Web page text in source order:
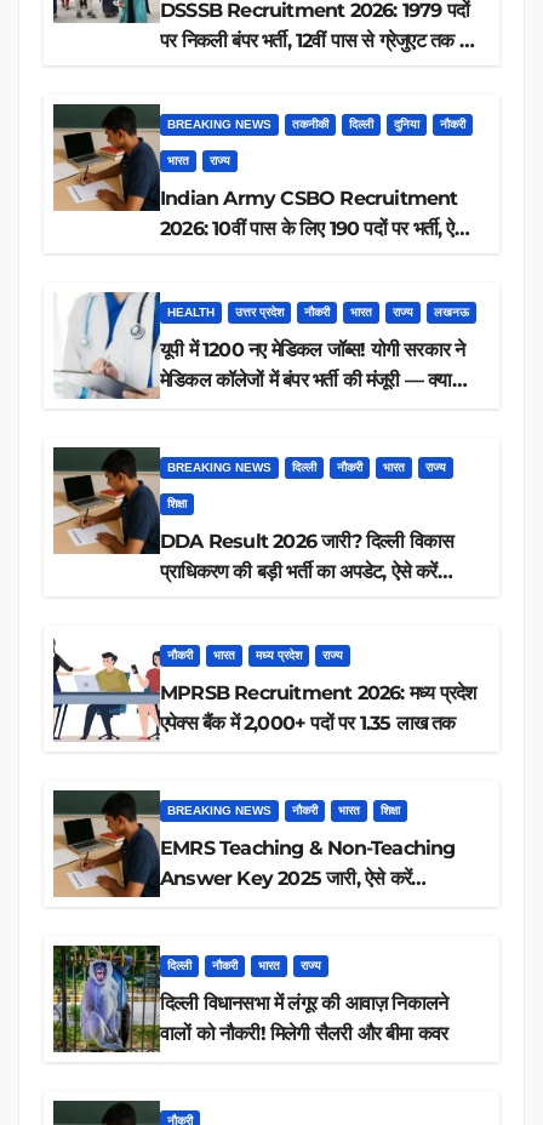
DSSSB Recruitment 2026: 1979 पदों
पर निकली बंपर भर्ती, 12वीं पास से ग्रेजुएट तक करें
BREAKING NEWS तकनीकी दिल्ली दुनिया नौकरी
भारत राज्य
Indian Army CSBO Recruitment
2026: 10वीं पास के लिए 190 पदों पर भर्ती, ऐसे
HEALTH उत्तर प्रदेश नौकरी भारत राज्य लखनऊ
यूपी में 1200 नए मेडिकल जॉब्स! योगी सरकार ने
मेडिकल कॉलेजों में बंपर भर्ती की मंजूरी — क्या
BREAKING NEWS दिल्ली नौकरी भारत राज्य
शिक्षा
DDA Result 2026 जारी? दिल्ली विकास
प्राधिकरण की बड़ी भर्ती का अपडेट, ऐसे करें
नौकरी भारत मध्य प्रदेश राज्य
MPRSB Recruitment 2026: मध्य प्रदेश
एपेक्स बैंक में 2,000+ पदों पर 1.35 लाख तक
BREAKING NEWS नौकरी भारत शिक्षा
EMRS Teaching & Non-Teaching
Answer Key 2025 जारी, ऐसे करें
दिल्ली नौकरी भारत राज्य
दिल्ली विधानसभा में लंगूर की आवाज़ निकालने
वालों को नौकरी! मिलेगी सैलरी और बीमा कवर
नौकरी